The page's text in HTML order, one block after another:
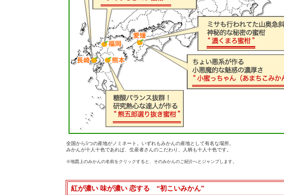
全国から5つの産地がノミネート。いずれもみかんの産地として有名な場所。
みかんが十人十色であれば、生産者さんのこだわり、人柄も十人十色です。
※地図上のみかんの名前をクリックすると、そのみかんのご紹介へとジャンプします。
紅が濃い 味が濃い 恋する “初こいみかん”